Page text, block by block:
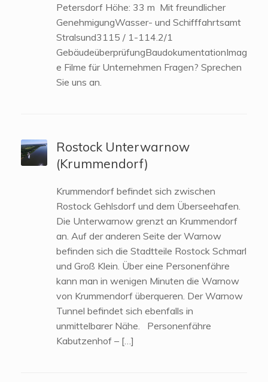
Petersdorf Höhe: 33 m Mit freundlicher
GenehmigungWasser- und Schifffahrtsamt
Stralsund3115 / 1-114.2/1
GebäudeüberprüfungBaudokumentationImag
e Filme für Unternehmen Fragen? Sprechen
Sie uns an.
Rostock Unterwarnow
(Krummendorf)
Krummendorf befindet sich zwischen
Rostock Gehlsdorf und dem Überseehafen.
Die Unterwarnow grenzt an Krummendorf
an. Auf der anderen Seite der Warnow
befinden sich die Stadtteile Rostock Schmarl
und Groß Klein. Über eine Personenfähre
kann man in wenigen Minuten die Warnow
von Krummendorf überqueren. Der Warnow
Tunnel befindet sich ebenfalls in
unmittelbarer Nähe. Personenfähre
Kabutzenhof – […]